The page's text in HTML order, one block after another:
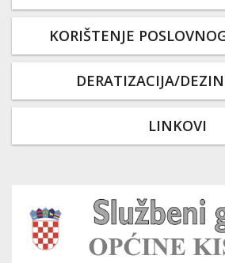
KORIŠTENJE
DERATIZACIJA/
LINKOVI